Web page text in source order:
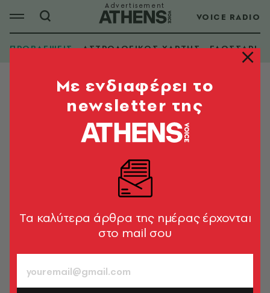
VOICE RADIO
ΠΡΟΒΛΕΨΕΙΣ ΑΣΤΡΟΛΟΓΙΚΟΣ ΧΑΡΤΗΣ ΓΛΩΣΣΑΡΙ
Mε ενδιαφέρει το
newsletter της
Tα καλύτερα άρθρα της ημέρας έρχονται
στο mail σου